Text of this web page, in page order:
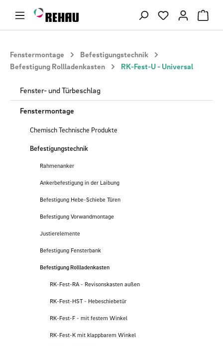
Zum Hauptinhalt springen Du hast 0
Fenstermontage
Befestigungstechnik
Befestigung Rollladenkasten
RK-Fest-U - Universal
Fenster- und Türbeschlag
Fenstermontage
Chemisch Technische Produkte
Befestigungstechnik
Rahmenanker
Ankerbefestigung in der Laibung
Befestigung Hebe-Schiebe Türen
Befestigung Vorwandmontage
Justierelemente
Befestigung Fensterbank
Befestigung Rollladenkasten
RK-Fest-RA - Revisonskasten außen
RK-Fest-HST - Hebeschiebetür
RK-Fest-F - mit festem Winkel
RK-Fest-K mit klappbarem Winkel